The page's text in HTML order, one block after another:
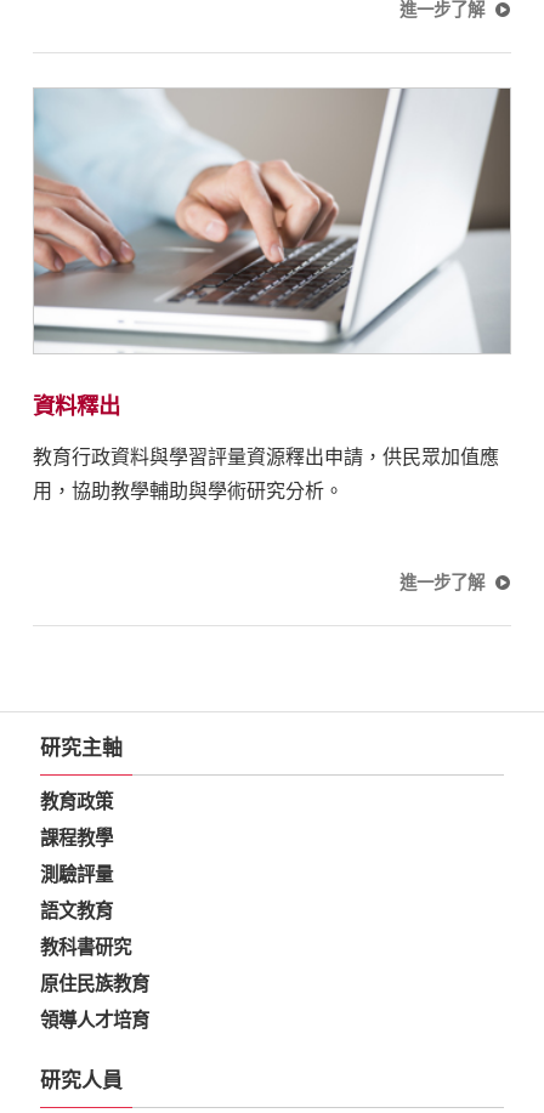
進一步了解
資料釋出
教育行政資料與學習評量資源釋出申請，供民眾加值應
用，協助教學輔助與學術研究分析。
進一步了解
研究主軸
教育政策
課程教學
測驗評量
語文教育
教科書研究
原住民族教育
領導人才培育
研究人員